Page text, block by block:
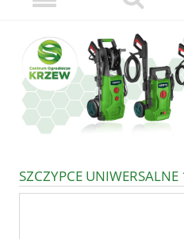
SZCZYPCE